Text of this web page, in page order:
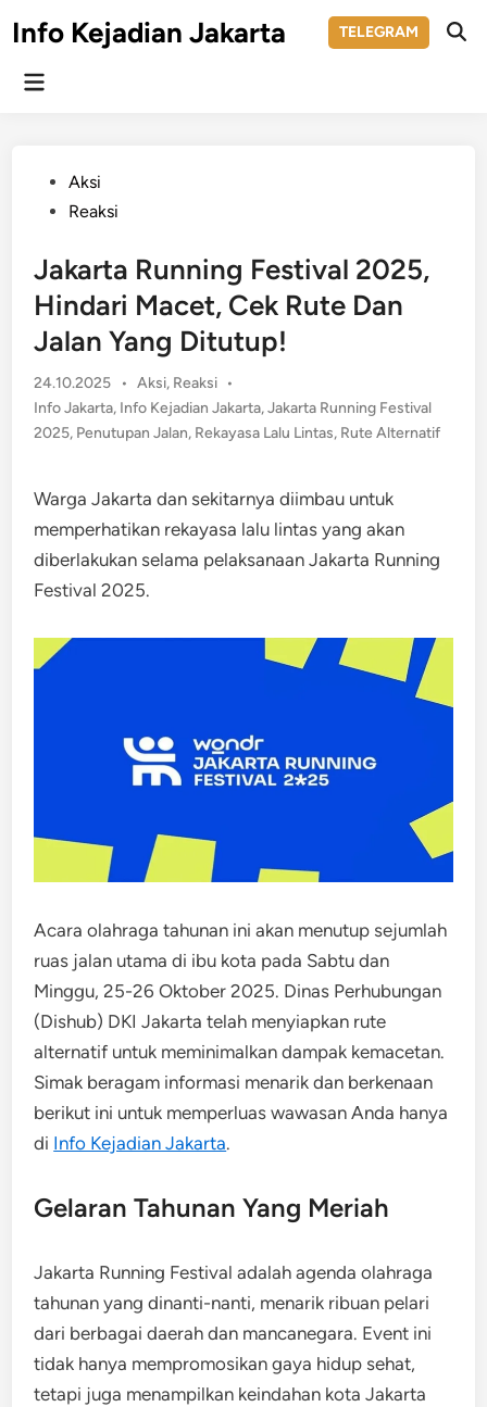
toInfo Kejadian Jakarta TELEGRAM
Main
PostedAksi
Reaksi
Jakarta Running Festival 2025,
Hindari Macet, Cek Rute Dan
Jalan Yang Ditutup!
24.10.2025 • Posted
in
Aksi, Reaksi •
Info Jakarta, Info Kejadian Jakarta,Jakarta Running Festival
2025, Penutupan Jalan, Rekayasa Lalu Lintas, Rute Alternatif
Warga Jakarta dan sekitarnya diimbau untuk
memperhatikan rekayasa lalu lintas yang akan
diberlakukan selama pelaksanaan Jakarta Running
Festival 2025.​
Acara olahraga tahunan ini akan menutup sejumlah
ruas jalan utama di ibu kota pada Sabtu dan
Minggu, 25-26 Oktober 2025. Dinas Perhubungan
(Dishub) DKI Jakarta telah menyiapkan rute
alternatif untuk meminimalkan dampak kemacetan.
Simak beragam informasi menarik dan berkenaan
berikut ini untuk memperluas wawasan Anda hanya
di Info Kejadian Jakarta.
Gelaran Tahunan Yang Meriah
Jakarta Running Festival adalah agenda olahraga
tahunan yang dinanti-nanti, menarik ribuan pelari
dari berbagai daerah dan mancanegara. Event ini
tidak hanya mempromosikan gaya hidup sehat,
tetapi juga menampilkan keindahan kota Jakarta